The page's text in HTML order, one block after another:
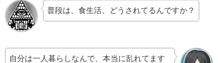
普段は、食生活、どうされてるんですか？
自分は一人暮らしなんで、本当に乱れてます